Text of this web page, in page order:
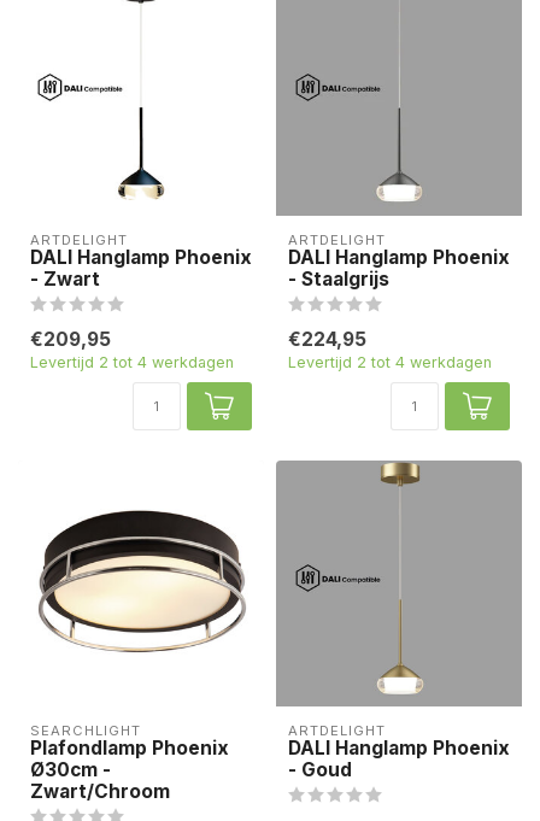
ARTDELIGHT
DALI Hanglamp Phoenix
- Zwart
€209,95
Levertijd 2 tot 4 werkdagen
ARTDELIGHT
DALI Hanglamp Phoenix
- Staalgrijs
€224,95
Levertijd 2 tot 4 werkdagen
SEARCHLIGHT
Plafondlamp Phoenix
Ø30cm -
Zwart/Chroom
ARTDELIGHT
DALI Hanglamp Phoenix
- Goud